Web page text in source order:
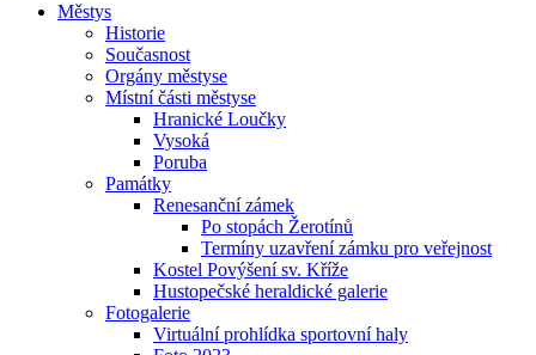
Městys
Historie
Současnost
Orgány městyse
Místní části městyse
Hranické Loučky
Vysoká
Poruba
Památky
Renesanční zámek
Po stopách Žerotínů
Termíny uzavření zámku pro veřejnost
Kostel Povýšení sv. Kříže
Hustopečské heraldické galerie
Fotogalerie
Virtuální prohlídka sportovní haly